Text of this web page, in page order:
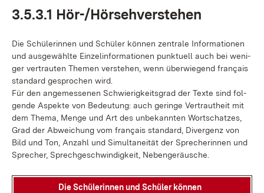
3.5.3.1 Hör-/Hör­seh­ver­ste­hen
Die Schü­le­rin­nen und Schü­ler kön­nen zen­tra­le In­for­ma­tio­nen
und aus­ge­wähl­te Ein­zel­in­for­ma­tio­nen punk­tu­ell auch bei we­ni­
ger ver­trau­ten The­men ver­ste­hen, wenn über­wie­gend français
stan­dard ge­spro­chen wird.
Für den an­ge­mes­se­nen Schwie­rig­keits­grad der Tex­te sind fol­
gen­de As­pek­te von Be­deu­tung: auch ge­rin­ge Ver­traut­heit mit
dem The­ma, Men­ge und Art des un­be­kann­ten Wort­schat­zes,
Grad der Ab­wei­chung vom français stan­dard , Di­ver­genz von
Bild und Ton, An­zahl und Si­mul­ta­nei­tät der Spre­che­rin­nen und
Spre­cher, Sprech­ge­schwin­dig­keit, Ne­ben­ge­räu­sche.
Die Schü­le­rin­nen und Schü­ler kön­nen